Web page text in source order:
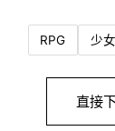
RPG 少女
直接